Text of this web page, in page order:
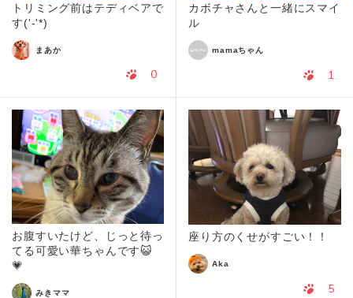
トリミング前はテディベアで
す('-'*)
まあか
0
カボチャさんと一緒にスマイ
ル
mamaちゃん
1
お腹すいたけど、じっと待っ
てる可愛い華ちゃんです😺
💗
みきママ
座り方のくせがすごい！！
Aka
5